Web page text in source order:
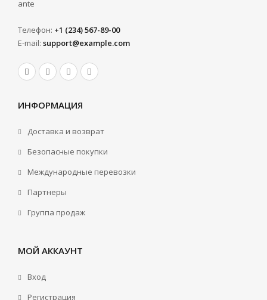
ante
Телефон: +1 (234) 567-89-00
E-mail: support@example.com
ИНФОРМАЦИЯ
Доставка и возврат
Безопасные покупки
Международные перевозки
Партнеры
Группа продаж
МОЙ АККАУНТ
Вход
Регистрация